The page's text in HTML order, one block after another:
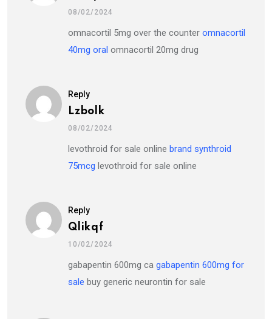
08/02/2024
omnacortil 5mg over the counter omnacortil
40mg oral omnacortil 20mg drug
Reply
Lzbolk
08/02/2024
levothroid for sale online brand synthroid
75mcg levothroid for sale online
Reply
Qlikqf
10/02/2024
gabapentin 600mg ca gabapentin 600mg for
sale buy generic neurontin for sale